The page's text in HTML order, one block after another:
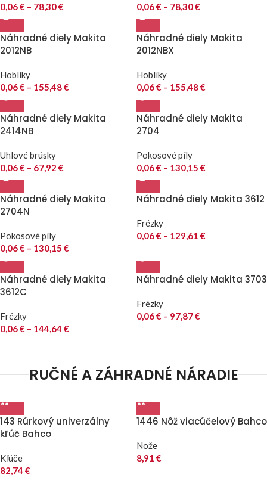
0,06€ – 78,30€
0,06€ – 78,30€
Náhradné diely Makita
2012NB
Hoblíky
0,06€ – 155,48€
Náhradné diely Makita
2012NBX
Hoblíky
0,06€ – 155,48€
Náhradné diely Makita
2414NB
Uhlové brúsky
0,06€ – 67,92 €
Náhradné diely Makita
2704
Pokosové píly
0,06€ – 130,15 €
Náhradné diely Makita
2704N
Pokosové píly
0,06€ – 130,15 €
Náhradné diely Makita 3612
Frézky
0,06€ – 129,61 €
Náhradné diely Makita
3612C
Frézky
0,06€ – 144,64 €
Náhradné diely Makita 3703
Frézky
0,06€ – 97,87€
RUČNÉ A ZÁHRADNÉ NÁRADIE
143 Rúrkový univerzálny
kľúč Bahco
Kľúče
82,74 €
1446 Nôž viacúčelový Bahco
Nože
8,91 €